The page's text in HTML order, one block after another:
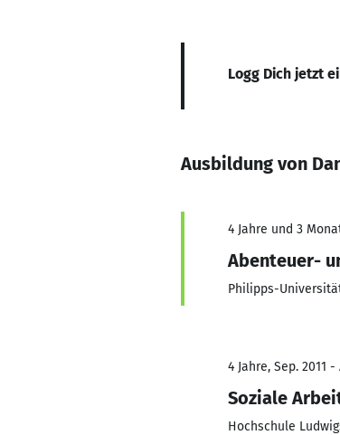
Logg Dich jetzt
Ausbildung von
4 Jahre und 3
Abenteuer-
Philipps-
4 Jahre, Sep. 2011 -
Soziale
Hochschule